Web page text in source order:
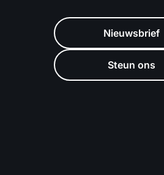
Nieuwsbrief
Steun ons